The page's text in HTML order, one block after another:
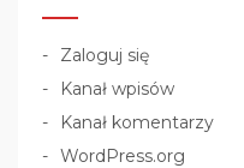
Zaloguj się
Kanał wpisów
Kanał komentarzy
WordPress.org